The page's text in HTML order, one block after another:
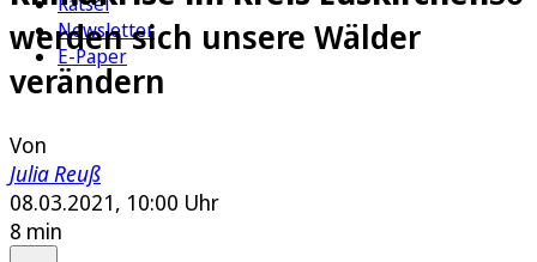
Newsletter
E-Paper
werden sich unsere Wälder
verändern
Von
Julia Reuß
08.03.2021, 10:00 Uhr
8 min